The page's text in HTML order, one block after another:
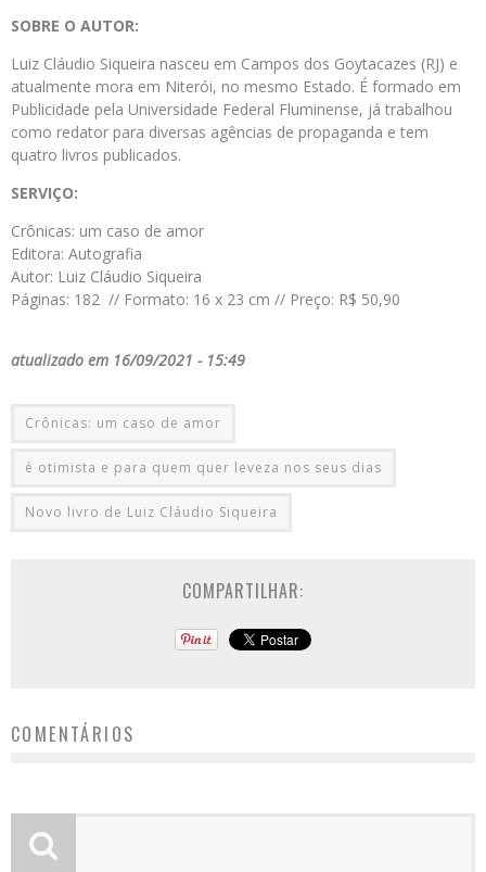
SOBRE O AUTOR:
Luiz Cláudio Siqueira nasceu em Campos dos Goytacazes (RJ) e
atualmente mora em Niterói, no mesmo Estado. É formado em
Publicidade pela Universidade Federal Fluminense, já trabalhou
como redator para diversas agências de propaganda e tem
quatro livros publicados.
SERVIÇO:
Crônicas: um caso de amor
Editora: Autografia
Autor: Luiz Cláudio Siqueira
Páginas: 182 // Formato: 16 x 23 cm // Preço: R$ 50,90
atualizado em 16/09/2021 - 15:49
Crônicas: um caso de amor
é otimista e para quem quer leveza nos seus dias
Novo livro de Luiz Cláudio Siqueira
COMPARTILHAR:
COMENTÁRIOS